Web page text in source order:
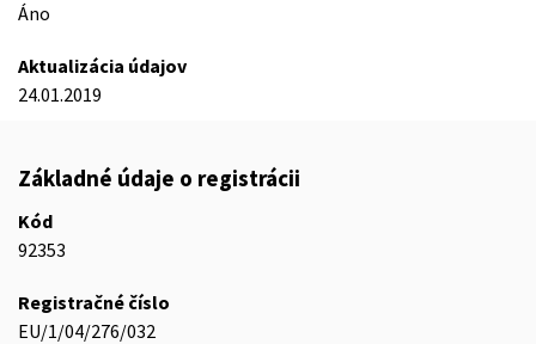
Áno
Aktualizácia údajov
24.01.2019
Základné údaje o registrácii
Kód
92353
Registračné číslo
EU/1/04/276/032